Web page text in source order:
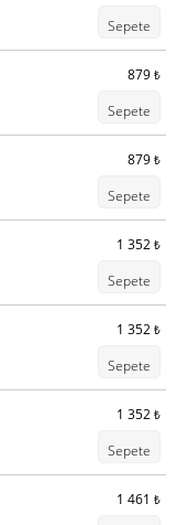
Sepete
879 ₺
Sepete
879 ₺
Sepete
1 352 ₺
Sepete
1 352 ₺
Sepete
1 352 ₺
Sepete
1 461 ₺